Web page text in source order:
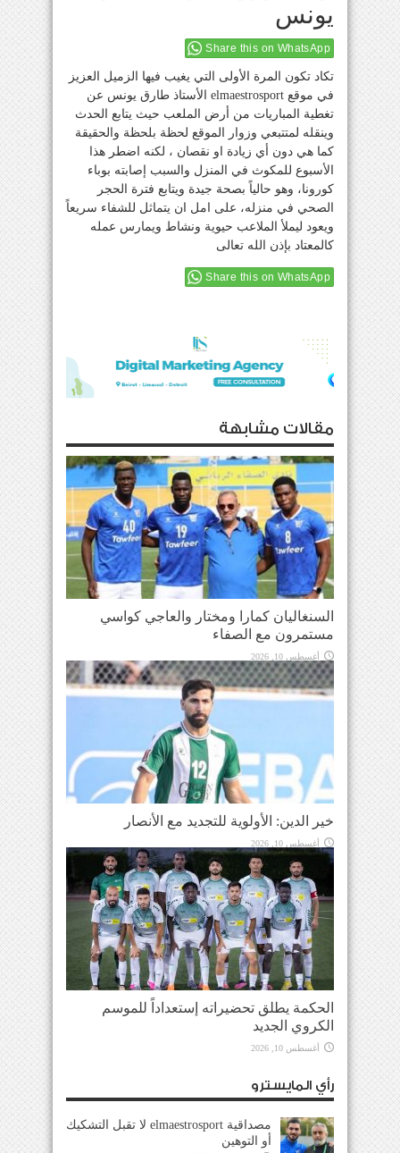
يونس
Share this on WhatsApp
تكاد تكون المرة الأولى التي يغيب فيها الزميل العزيز
في موقع elmaestrosport الأستاذ طارق يونس عن
تغطية المباريات من أرض الملعب حيث يتابع الحدث
وينقله لمتتبعي وزوار الموقع لحظة بلحظة والحقيقة
كما هي دون أي زيادة او نقصان ، لكنه اضطر هذا
الأسبوع للمكوث في المنزل والسبب إصابته بوباء
كورونا، وهو حالياً بصحة جيدة ويتابع فترة الحجر
الصحي في منزله، على امل ان يتماثل للشفاء سريعاً
ويعود ليملأ الملاعب حيوية ونشاط ويمارس عمله
كالمعتاد بإذن الله تعالى
Share this on WhatsApp
مقالات مشابهة
السنغاليان كمارا ومختار والعاجي كواسي
مستمرون مع الصفاء
أغسطس 10, 2026
خير الدين: الأولوية للتجديد مع الأنصار
أغسطس 10, 2026
الحكمة يطلق تحضيراته إستعداداً للموسم
الكروي الجديد
أغسطس 10, 2026
رأي المايسترو
مصداقية elmaestrosport لا تقبل التشكيك
أو التوهين